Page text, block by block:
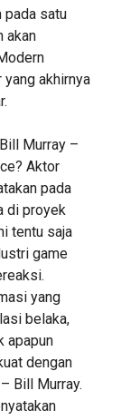
pada satu
akan
akhirnya
Murray –
Aktor
pada
di proyek
tentu saja
game
yang
belaka,
apapun
dengan
Bill Murray.